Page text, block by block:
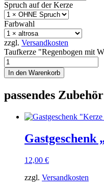
Spruch auf der Kerze
Farbwahl
zzgl. Versandkosten
Taufkerze "Regenbogen mit
In den Warenkorb
passendes Zubehör
Gastgeschenk
12,00 €
zzgl. Versandkosten